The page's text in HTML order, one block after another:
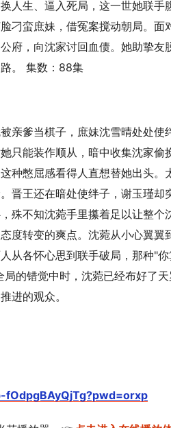
人生、逼入死局，这一世她联手
蛮庶妹，借冤案搅动朝局。面
府，向沈家讨回血债。她助挚友
。 集数：88集
亲爹当棋子，庶妹沈雪晴处处使
只能装作顺从，暗中收集沈家偷
种憋屈感看得人直想替她出头。
晋王还在暗处使绊子，谢玉瑾却
殊不知沈菀手里攥着足以让整个
度转变的爽点。沈菀从小心翼翼
从各怀心思到联手破局，那种"
的错觉中时，沈菀已经布好了
进的观众。